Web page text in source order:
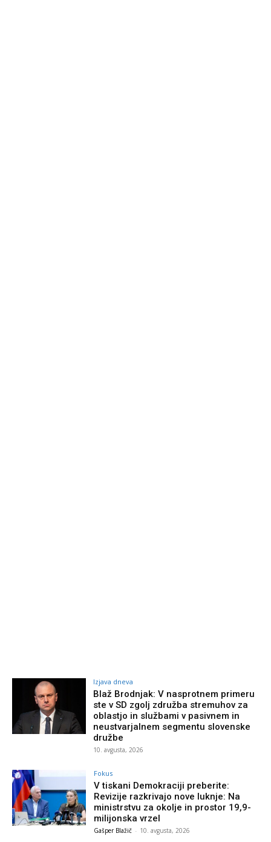
Izjava dneva
Blaž Brodnjak: V nasprotnem primeru
ste v SD zgolj združba stremuhov za
oblastjo in službami v pasivnem in
neustvarjalnem segmentu slovenske
družbe
10. avgusta, 2026
Fokus
V tiskani Demokraciji preberite:
Revizije razkrivajo nove luknje: Na
ministrstvu za okolje in prostor 19,9-
milijonska vrzel
Gašper Blažič - 10. avgusta, 2026